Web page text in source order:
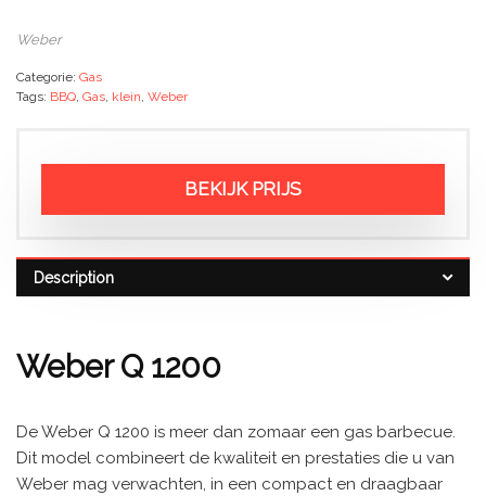
Weber
Categorie: Gas
Tags: BBQ, Gas, klein, Weber
BEKIJK PRIJS
Description
Weber Q 1200
De Weber Q 1200 is meer dan zomaar een gas barbecue.
Dit model combineert de kwaliteit en prestaties die u van
Weber mag verwachten, in een compact en draagbaar